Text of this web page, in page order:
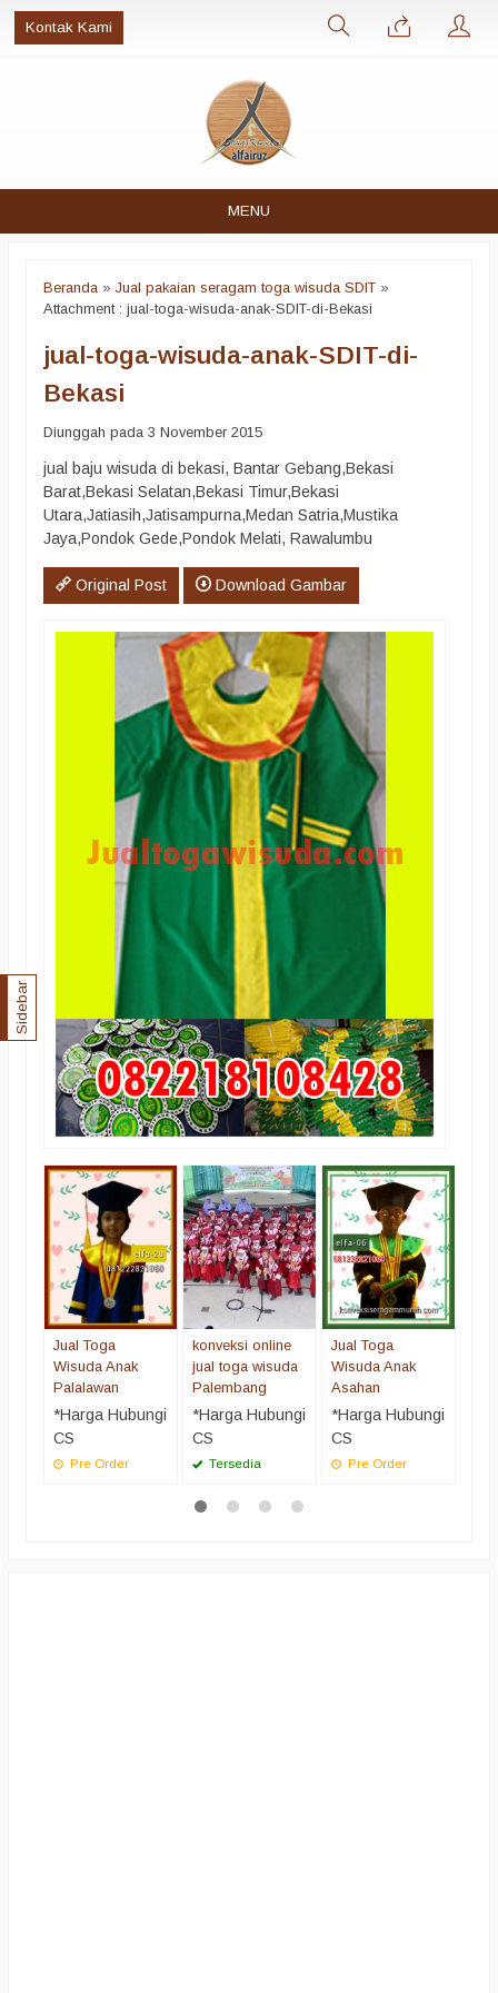
Kontak Kami
MENU
Beranda » Jual pakaian seragam toga wisuda SDIT »
Attachment : jual-toga-wisuda-anak-SDIT-di-Bekasi
jual-toga-wisuda-anak-SDIT-di-
Bekasi
Diunggah pada 3 November 2015
jual baju wisuda di bekasi, Bantar Gebang,Bekasi
Barat,Bekasi Selatan,Bekasi Timur,Bekasi
Utara,Jatiasih,Jatisampurna,Medan Satria,Mustika
Jaya,Pondok Gede,Pondok Melati, Rawalumbu
Original Post Download Gambar
Jual Toga
Wisuda Anak
Palalawan
*Harga Hubungi
CS
Pre Order
konveksi online
jual toga wisuda
Palembang
*Harga Hubungi
CS
Tersedia
Jual Toga
Wisuda Anak
Asahan
*Harga Hubungi
CS
Pre Order
Sidebar